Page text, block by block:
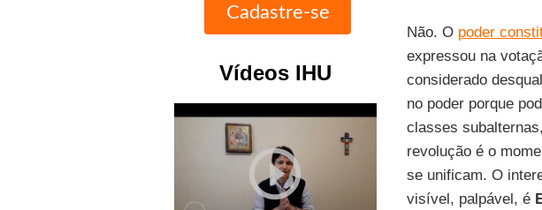
Vídeos IHU
play_circle_outline
Não. O poder
expressou na
considerado
no poder porque
classes
revolução é o
se unificam. O
visível, palpável, é